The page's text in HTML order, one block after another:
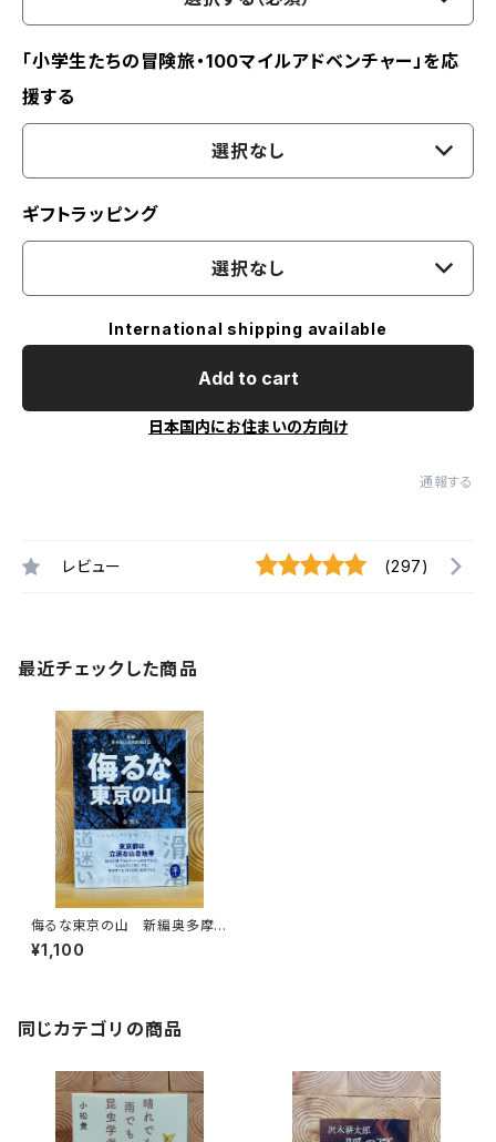
「小学生たちの冒険旅・100マイルアドベンチャー」を応
援する
選択なし
ギフトラッピング
選択なし
International shipping available
Add to cart
日本国内にお住まいの方向け
通報する
レビュー (297)
最近チェックした商品
侮るな東京の山 新編奥多摩
山岳救助隊日誌
¥1,100
同じカテゴリの商品